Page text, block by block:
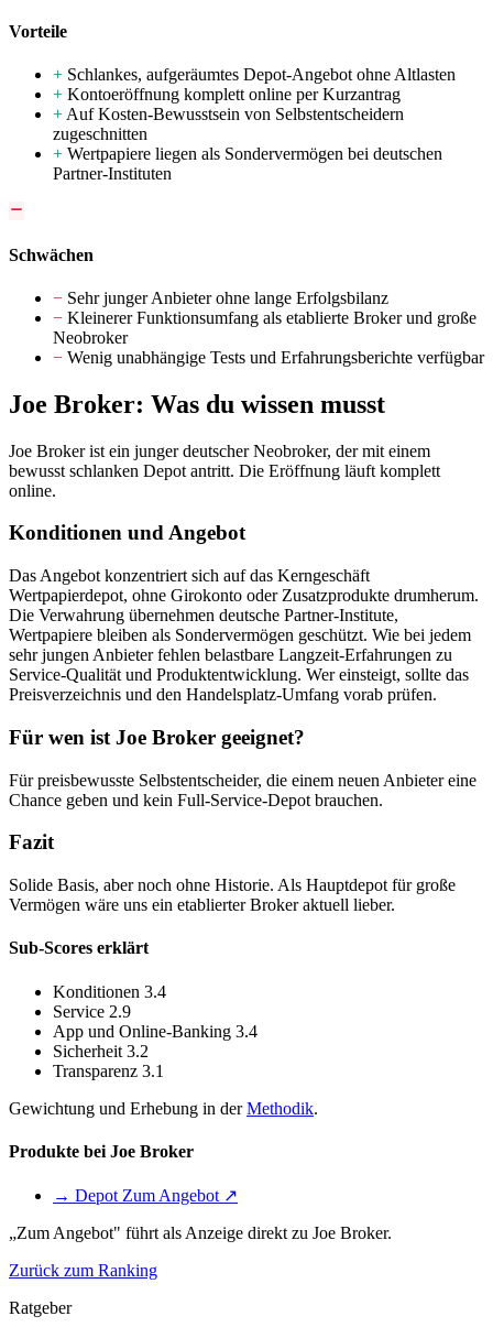
Vorteile
+ Schlankes, aufgeräumtes Depot-Angebot ohne Altlasten
+ Kontoeröffnung komplett online per Kurzantrag
+ Auf Kosten-Bewusstsein von Selbstentscheidern
zugeschnitten
+ Wertpapiere liegen als Sondervermögen bei deutschen
Partner-Instituten
Schwächen
− Sehr junger Anbieter ohne lange Erfolgsbilanz
− Kleinerer Funktionsumfang als etablierte Broker und große
Neobroker
− Wenig unabhängige Tests und Erfahrungsberichte verfügbar
Joe Broker: Was du wissen musst
Joe Broker ist ein junger deutscher Neobroker, der mit einem
bewusst schlanken Depot antritt. Die Eröffnung läuft komplett
online.
Konditionen und Angebot
Das Angebot konzentriert sich auf das Kerngeschäft
Wertpapierdepot, ohne Girokonto oder Zusatzprodukte drumherum.
Die Verwahrung übernehmen deutsche Partner-Institute,
Wertpapiere bleiben als Sondervermögen geschützt. Wie bei jedem
sehr jungen Anbieter fehlen belastbare Langzeit-Erfahrungen zu
Service-Qualität und Produktentwicklung. Wer einsteigt, sollte das
Preisverzeichnis und den Handelsplatz-Umfang vorab prüfen.
Für wen ist Joe Broker geeignet?
Für preisbewusste Selbstentscheider, die einem neuen Anbieter eine
Chance geben und kein Full-Service-Depot brauchen.
Fazit
Solide Basis, aber noch ohne Historie. Als Hauptdepot für große
Vermögen wäre uns ein etablierter Broker aktuell lieber.
Sub-Scores erklärt
Konditionen 3.4
Service 2.9
App und Online-Banking 3.4
Sicherheit 3.2
Transparenz 3.1
Gewichtung und Erhebung in derMethodik.
Produkte bei Joe Broker
→ Depot Zum Angebot ↗
„Zum Angebot" führt als Anzeige direkt zu Joe Broker.
Zurück zum Ranking
Ratgeber